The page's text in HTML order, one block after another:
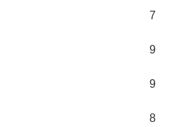
7
9
9
8